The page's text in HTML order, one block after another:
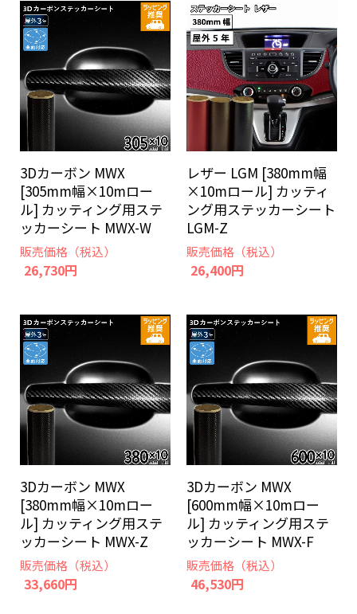
3Dカーボン MWX
[305mm幅×10mロー
ル] カッティング用ステ
ッカーシート MWX-W
販売価格（税込）
26,730円
レザー LGM [380mm幅
×10mロール] カッティ
ング用ステッカーシート
LGM-Z
販売価格（税込）
26,400円
3Dカーボン MWX
[380mm幅×10mロー
ル] カッティング用ステ
ッカーシート MWX-Z
販売価格（税込）
33,660円
3Dカーボン MWX
[600mm幅×10mロー
ル] カッティング用ステ
ッカーシート MWX-F
販売価格（税込）
46,530円